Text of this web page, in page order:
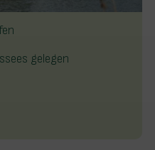
gelegen